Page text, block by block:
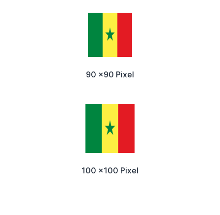
90 x90 Pixel
100 x100 Pixel